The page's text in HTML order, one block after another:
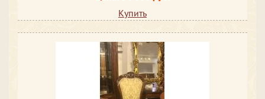
Купить